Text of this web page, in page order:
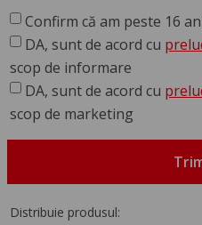
Confirm că am peste 16
DA, sunt de acord cu
scop de informare
DA, sunt de acord cu
scop de marketing
Distribuie produsul: